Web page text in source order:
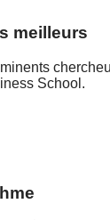
meilleurs
School.